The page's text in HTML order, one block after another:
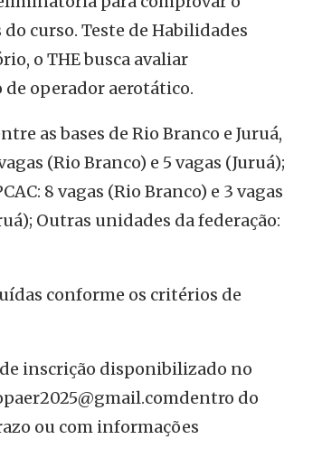
curso. Teste de Habilidades
o THE busca avaliar
operador aerotático.
as bases de Rio Branco e Juruá,
(Rio Branco) e 5 vagas (Juruá);
8 vagas (Rio Branco) e 3 vagas
Outras unidades da federação:
conforme os critérios de
inscrição disponibilizado no
do
ou com informações